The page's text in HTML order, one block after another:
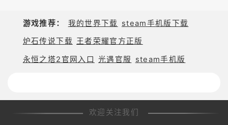
游戏推荐： 我的世界下载 steam手机版下载
炉石传说下载 王者荣耀官方正版
永恒之塔2官网入口 光遇官服 steam手机版
欢迎关注我们